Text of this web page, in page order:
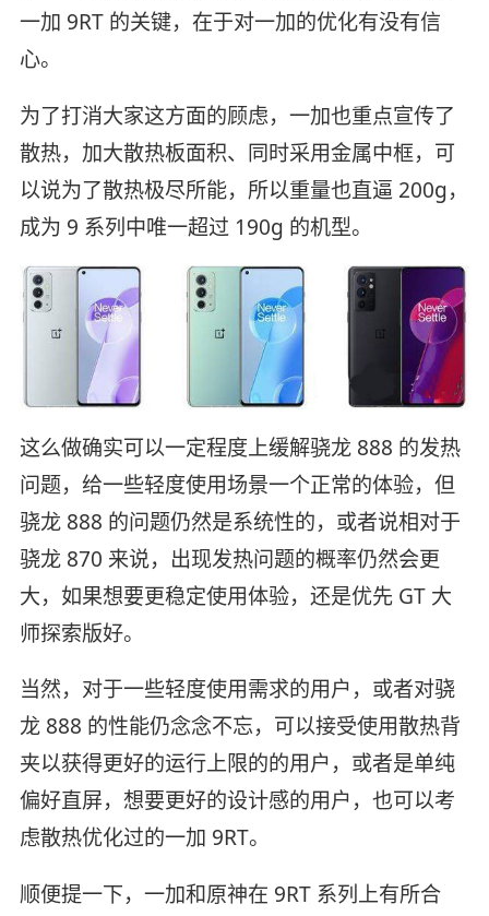
一加 9RT 的关键，在于对一加的优化有没有信
心。
为了打消大家这方面的顾虑，一加也重点宣传了
散热，加大散热板面积、同时采用金属中框，可
以说为了散热极尽所能，所以重量也直逼 200g，
成为 9 系列中唯一超过 190g 的机型。
这么做确实可以一定程度上缓解骁龙 888 的发热
问题，给一些轻度使用场景一个正常的体验，但
骁龙 888 的问题仍然是系统性的，或者说相对于
骁龙 870 来说，出现发热问题的概率仍然会更
大，如果想要更稳定使用体验，还是优先 GT 大
师探索版好。
当然，对于一些轻度使用需求的用户，或者对骁
龙 888 的性能仍念念不忘，可以接受使用散热背
夹以获得更好的运行上限的的用户，或者是单纯
偏好直屏，想要更好的设计感的用户，也可以考
虑散热优化过的一加 9RT。
顺便提一下，一加和原神在 9RT 系列上有所合